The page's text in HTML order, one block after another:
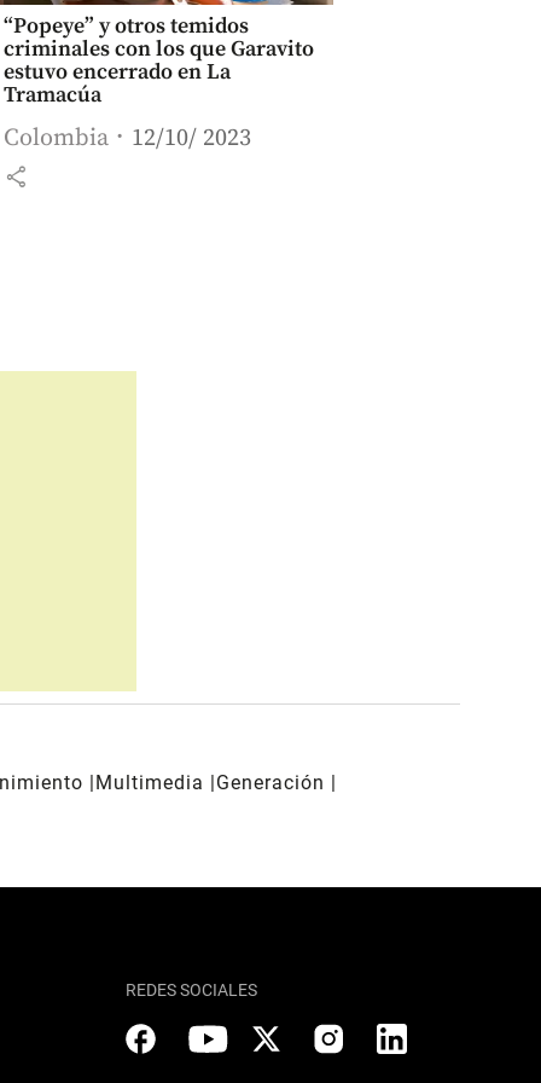
“Popeye” y otros temidos
criminales con los que Garavito
estuvo encerrado en La
Tramacúa
Colombia 12/10/ 2023
share
Multimedia
Generación
REDES SOCIALES